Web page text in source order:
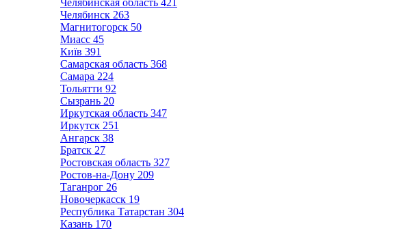
Челябинская область 421
Челябинск 263
Магнитогорск 50
Миасс 45
Київ 391
Самарская область 368
Самара 224
Тольятти 92
Сызрань 20
Иркутская область 347
Иркутск 251
Ангарск 38
Братск 27
Ростовская область 327
Ростов-на-Дону 209
Таганрог 26
Новочеркасск 19
Республика Татарстан 304
Казань 170